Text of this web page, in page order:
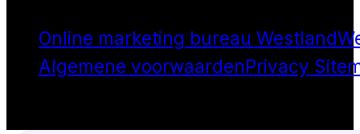
Online marketing bureau Westland
Algemene voorwaardenPrivacy